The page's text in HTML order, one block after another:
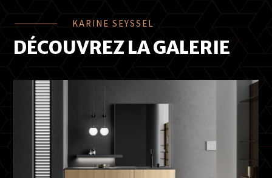
KARINE SEYSSEL
DÉCOUVREZ LA GALERIE